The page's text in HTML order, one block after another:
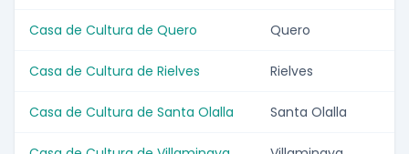
Casa de Cultura de Quero Quero
Casa de Cultura de Rielves Rielves
Casa de Cultura de Santa Olalla Santa Olalla